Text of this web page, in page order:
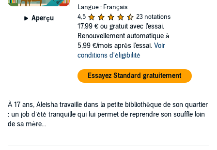
Aperçu
Langue : Français
4,5
23 notations
17,99 € ou gratuit avec l'essai.
Renouvellement automatique à
5,99 €/mois après l'essai. Voir
conditions d'éligibilité
Essayez Standard gratuitement
À 17 ans, Aleisha travaille dans la petite bibliothèque de son quartier
: un job d’été tranquille qui lui permet de reprendre son souffle loin
de sa mère...